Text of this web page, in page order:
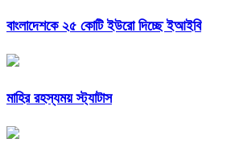
বাংলাদেশকে ২৫ কোটি ইউরো দিচ্ছে ইআইবি
মাহির রহস্যময় স্ট্যাটাস